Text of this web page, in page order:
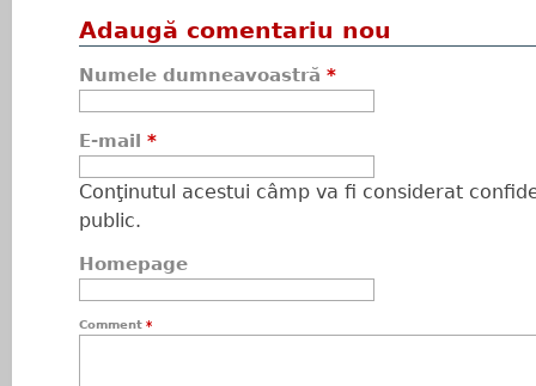
Adaugă comentariu nou
Numele dumneavoastră *
E-mail *
Conţinutul acestui câmp va fi considerat
public.
Homepage
Comment *